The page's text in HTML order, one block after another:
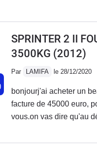
moteur pour une fuite
rouille sous chassis, ce
par la marque ! Mon
du véhicule ! Les
peinture désastreuse,
Villebrequin cassé et
retour de mercedes...
SPRINTER 2 II
3500KG (2012)
Par LAMIFA le 28/12/2020
bonjourj'ai acheter un
facture de 45000 euro,
vous.on vas dire qu'au
dise que ça peut